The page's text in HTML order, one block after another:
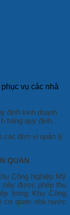
vụ các nhà
định kinh doanh
hàng quy định.
các đơn vị quản lý
QUAN
Công Nghiệp Mỹ
này được phép thu
trong Khu Công
cơ quan nhà nước